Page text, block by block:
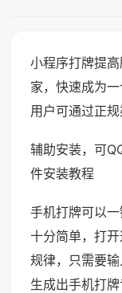
小程序打牌提
家，快速成为
用户可通过正规
辅助安装，可
件安装教程
手机打牌可以
十分简单，打
规律，只需要
生成出手机打